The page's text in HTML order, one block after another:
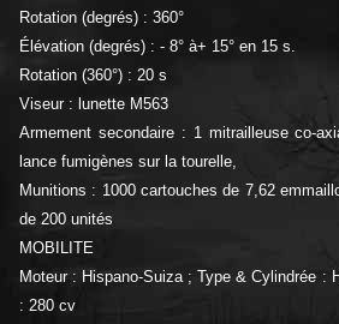
Rotation (degrés) : 360°
Élévation (degrés) : - 8° à+ 15° en 15 s.
Rotation (360°) : 20 s
Viseur : lunette M563
Armement secondaire : 1 mitrailleuse co-
lance fumigènes sur la tourelle,
Munitions : 1000 cartouches de 7,62
de 200 unités
MOBILITE
Moteur : Hispano-Suiza ; Type & Cylindrée :
: 280 cv